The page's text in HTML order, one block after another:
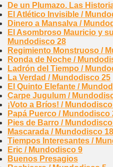
De un Plumazo. Las
El Atlético Invisible /
Dinero a Mansalva /
El Asombroso Mauricio y
Mundodisco 28
Regimiento Monstruoso /
Ronda de Noche /
Ladrón del Tiempo /
La Verdad / Mundodisco 25
El Quinto Elefante /
Carpe Jugulum /
¡Voto a Bríos! /
Papá Puerco / Mundodisco
Pies de Barro /
Mascarada / Mundodisco 18
Tiempos Interesantes /
Eric / Mundodisco 9
Buenos Presagios